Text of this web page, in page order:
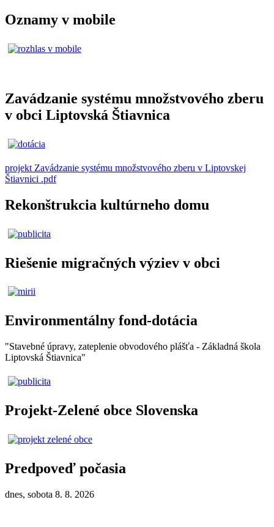
Oznamy v mobile
Zavádzanie systému množstvového zberu
v obci Liptovská Štiavnica
projekt Zavádzanie systému množstvového zberu v Liptovskej
Štiavnici .pdf
Rekonštrukcia kultúrneho domu
Riešenie migračných výziev v obci
Environmentálny fond-dotácia
"Stavebné úpravy, zateplenie obvodového plášťa - Základná škola
Liptovská Štiavnica"
Projekt-Zelené obce Slovenska
Predpoveď počasia
dnes, sobota 8. 8. 2026